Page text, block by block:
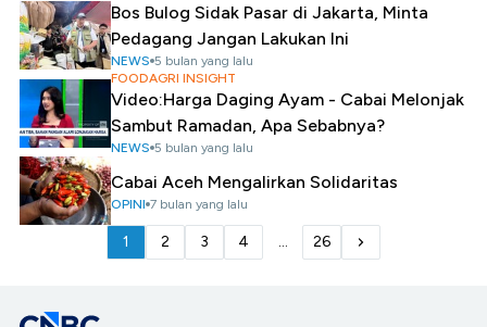
Bos Bulog Sidak Pasar di Jakarta, Minta
Pedagang Jangan Lakukan Ini
NEWS 5 bulan yang lalu
FOODAGRI INSIGHT
Video:Harga Daging Ayam - Cabai Melonjak
Sambut Ramadan, Apa Sebabnya?
NEWS 5 bulan yang lalu
Cabai Aceh Mengalirkan Solidaritas
OPINI 7 bulan yang lalu
1 2 3 4 ... 26